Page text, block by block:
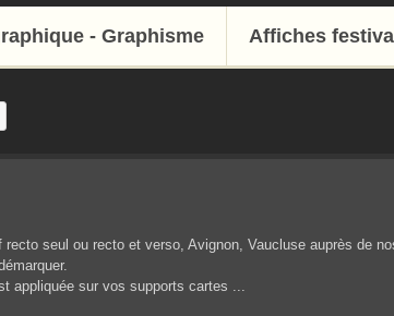
- Graphisme Affiches
seul ou recto et verso, Avignon, Vaucluse auprès de
appliquée sur vos supports cartes ...